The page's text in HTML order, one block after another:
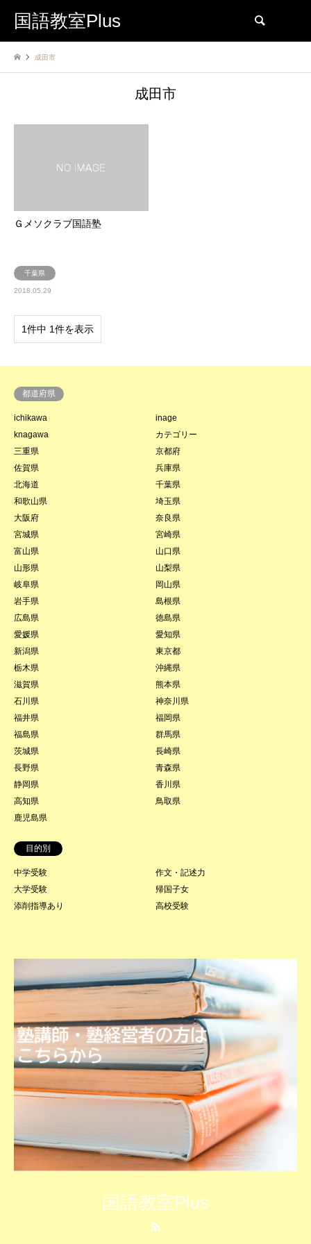
国語教室Plus
成田市
成田市
Ｇメソクラブ国語塾
千葉県
2018.05.29
1件中 1件を表示
都道府県
ichikawa
inage
knagawa
カテゴリー
三重県
京都府
佐賀県
兵庫県
北海道
千葉県
和歌山県
埼玉県
大阪府
奈良県
宮城県
宮崎県
富山県
山口県
山形県
山梨県
岐阜県
岡山県
岩手県
島根県
広島県
徳島県
愛媛県
愛知県
新潟県
東京都
栃木県
沖縄県
滋賀県
熊本県
石川県
神奈川県
福井県
福岡県
福島県
群馬県
茨城県
長崎県
長野県
青森県
静岡県
香川県
高知県
鳥取県
鹿児島県
目的別
中学受験
作文・記述力
大学受験
帰国子女
添削指導あり
高校受験
国語教室Plus